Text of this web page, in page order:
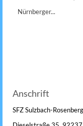
Nürnberger...
Anschrift
SFZ Sulzbach-Rosenberg